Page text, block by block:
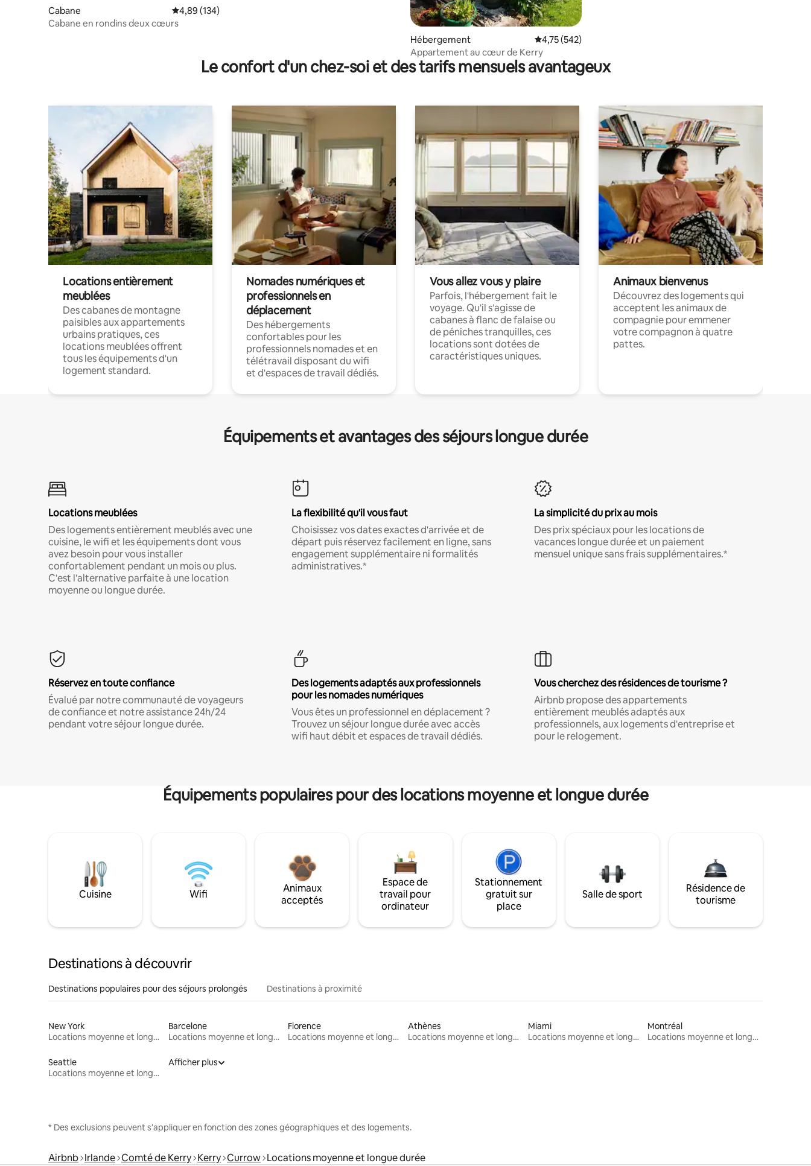
Cabane Évaluation moyenne sur la base de 134 commentaires : 4,89 sur 5
4,89 (134)
Cabane en rondins deux cœurs
Hébergement Évaluation moyenne sur la base de 542 commentaires : 4,75 sur 5
4,75 (542)
Appartement au cœur de Kerry
Le confort d'un chez-soi et des tarifs mensuels avantageux
Locations entièrement
meublées
Des cabanes de montagne
paisibles aux appartements
urbains pratiques, ces
locations meublées offrent
tous les équipements d'un
logement standard.
Nomades numériques et
professionnels en
déplacement
Des hébergements
confortables pour les
professionnels nomades et en
télétravail disposant du wifi
et d'espaces de travail dédiés.
Vous allez vous y plaire
Parfois, l'hébergement fait le
voyage. Qu'il s'agisse de
cabanes à flanc de falaise ou
de péniches tranquilles, ces
locations sont dotées de
caractéristiques uniques.
Animaux bienvenus
Découvrez des logements qui
acceptent les animaux de
compagnie pour emmener
votre compagnon à quatre
pattes.
Équipements et avantages des séjours longue durée
Locations meublées
Des logements entièrement meublés avec une
cuisine, le wifi et les équipements dont vous
avez besoin pour vous installer
confortablement pendant un mois ou plus.
C'est l'alternative parfaite à une location
moyenne ou longue durée.
La flexibilité qu'il vous faut
Choisissez vos dates exactes d'arrivée et de
départ puis réservez facilement en ligne, sans
engagement supplémentaire ni formalités
administratives.*
La simplicité du prix au mois
Des prix spéciaux pour les locations de
vacances longue durée et un paiement
mensuel unique sans frais supplémentaires.*
Réservez en toute confiance
Évalué par notre communauté de voyageurs
de confiance et notre assistance 24h/24
pendant votre séjour longue durée.
Des logements adaptés aux professionnels
pour les nomades numériques
Vous êtes un professionnel en déplacement ?
Trouvez un séjour longue durée avec accès
wifi haut débit et espaces de travail dédiés.
Vous cherchez des résidences de tourisme ?
Airbnb propose des appartements
entièrement meublés adaptés aux
professionnels, aux logements d'entreprise et
pour le relogement.
Équipements populaires pour des locations moyenne et longue durée
Cuisine Wifi
Animaux
acceptés
Espace de
travail pour
ordinateur
Stationnement
gratuit sur
place
Salle de sport
Résidence de
tourisme
Destinations à découvrir
Destinations populaires pour des séjours prolongés Destinations à proximité
New York
Locations moyenne et longue durée
Barcelone
Locations moyenne et longue durée
Florence
Locations moyenne et longue durée
Athènes
Locations moyenne et longue durée
Miami
Locations moyenne et longue durée
Montréal
Locations moyenne et longue durée
Seattle
Locations moyenne et longue durée
Afficher plus
* Des exclusions peuvent s'appliquer en fonction des zones géographiques et des logements.
Airbnb Irlande Comté de Kerry Kerry Currow Locations moyenne et longue durée